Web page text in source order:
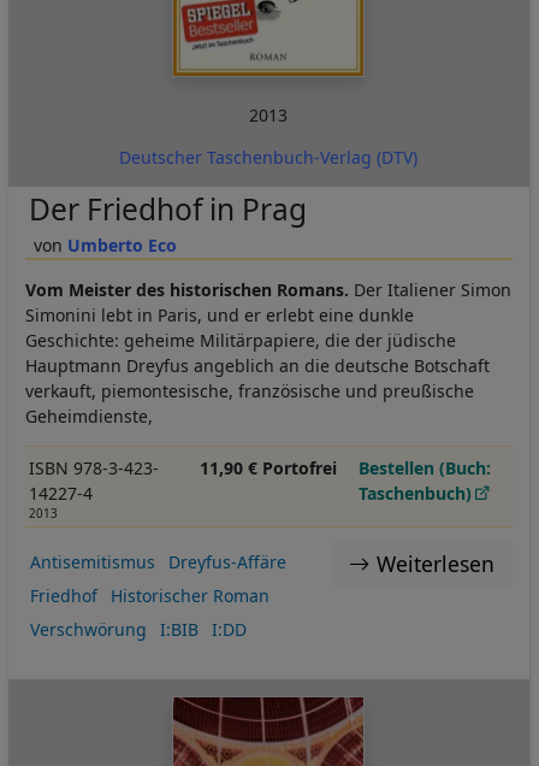
2013
Deutscher Taschenbuch-Verlag (DTV)
Umberto Eco
Der Friedhof in Prag
Vom Meister des historischen Romans. Der Italiener Simon
Simonini lebt in Paris, und er erlebt eine dunkle
Geschichte: geheime Militärpapiere, die der jüdische
Hauptmann Dreyfus angeblich an die deutsche Botschaft
verkauft, piemontesische, französische und preußische
Geheimdienste,
ISBN 978-3-423-
14227-4
2013
11,90 € Portofrei
Bestellen (Buch:
Taschenbuch)
Weiterlesen
Antisemitismus
Dreyfus-Affäre
Friedhof
Historischer Roman
Verschwörung
I:BIB I:DD